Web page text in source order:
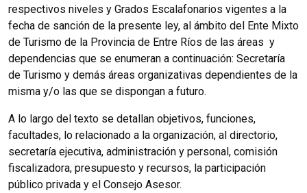
respectivos niveles y Grados Escalafonarios vigentes a la
fecha de sanción de la presente ley, al ámbito del Ente Mixto
de Turismo de la Provincia de Entre Ríos de las áreas y
dependencias que se enumeran a continuación: Secretaría
de Turismo y demás áreas organizativas dependientes de la
misma y/o las que se dispongan a futuro.
A lo largo del texto se detallan objetivos, funciones,
facultades, lo relacionado a la organización, al directorio,
secretaría ejecutiva, administración y personal, comisión
fiscalizadora, presupuesto y recursos, la participación
público privada y el Consejo Asesor.